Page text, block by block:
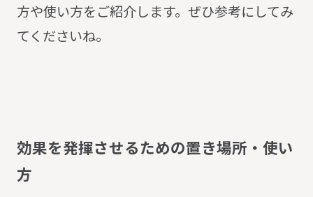
方や使い方をご紹介します。ぜひ参考にしてみ
てくださいね。
効果を発揮させるための置き場所 ・ 使い
方